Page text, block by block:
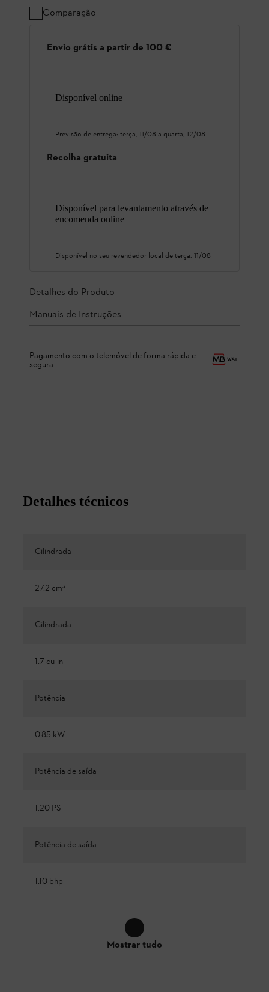
Comparação
Envio grátis a partir de 100 €
Disponível online
Previsão de entrega: terça, 11/08 a quarta, 12/08
Recolha gratuita
Disponível para levantamento através de
encomenda online
Disponível no seu revendedor local de terça, 11/08
Detalhes do Produto
Manuais de Instruções
Pagamento com o telemóvel de forma rápida e
segura
Detalhes técnicos
Cilindrada
27.2 cm³
Cilindrada
1.7 cu-in
Potência
0.85 kW
Potência de saída
1.20 PS
Potência de saída
1.10 bhp
Mostrar tudo